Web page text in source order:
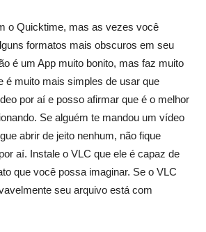
o Quicktime, mas as vezes você
formatos mais obscuros em seu
é um App muito bonito, mas faz muito
é muito mais simples de usar que
por aí e posso afirmar que é o melhor
Se alguém te mandou um vídeo
abrir de jeito nenhum, não fique
aí. Instale o VLC que ele é capaz de
que você possa imaginar. Se o VLC
seu arquivo está com